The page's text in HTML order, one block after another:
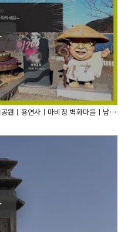
대구 근교 가볼만한 곳 달성군 여행 ㅣ송해공원ㅣ용연사ㅣ마비정 벽화마을ㅣ남평문씨 본리 세거지ㅣ화원 사문진 나루터 같이 떠나요~!